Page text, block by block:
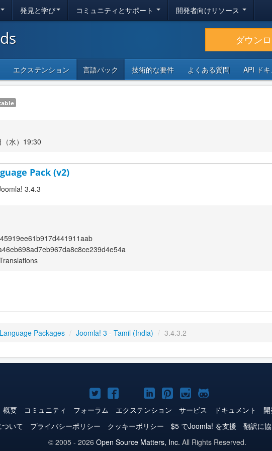
発見と学び コミュニティとサポート 開発者向けリソース
ダウン
エクステンション 言語パック 技術的な要件 よくある質問 API ド
水）19:30
Pack (v2)
3.4.3
Packages / Joomla! 3 - Tamil (India) / 3.4.3.2
Joomla!
Twitter
Joomla!
Facebook
Joomla!
YouTube
Joomla!
LinkedIn
Joomla!
Pinterest
Joomla!
Instagram
Joomla!
GitHub
概要 コミュニティ フォーラム エクステンション サービス ドキュメント
いて
プライバシーポリシー クッキーポリシー $5 でJoomla! を支援 翻訳に
© 2005 - 2026 Open Source Matters, Inc. All Rights Reserved.